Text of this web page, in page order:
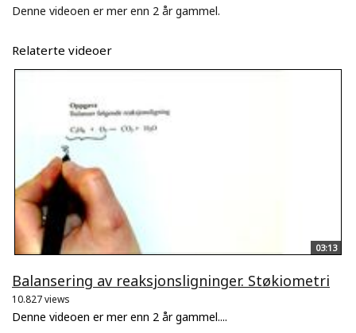
Denne videoen er mer enn 2 år gammel.
Relaterte videoer
03:13
Balansering av reaksjonsligninger. Støkiometri
10.827 views
Denne videoen er mer enn 2 år gammel....